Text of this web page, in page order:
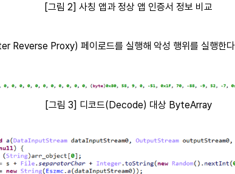
[그림 2] 사칭 앱과 정상 앱 인증서 정보 비교
Reverse Proxy) 페이로드를 실행해 악성 행위를 실행한
[그림 3] 디코드(Decode) 대상 ByteArray